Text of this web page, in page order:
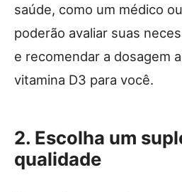
saúde, como um médico
poderão avaliar suas
e recomendar a dosagem
vitamina D3 para você.
2. Escolha um
qualidade